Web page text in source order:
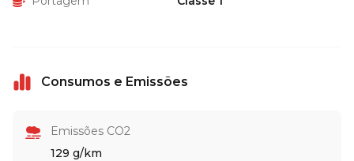
Consumos e Emissões
Emissões CO2
129 g/km